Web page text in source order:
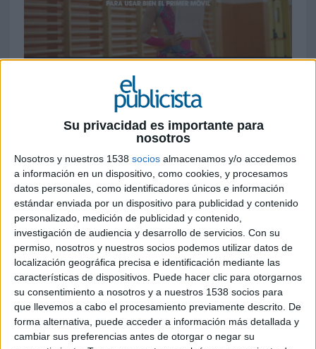
Su privacidad es importante para
nosotros
Nosotros y nuestros 1538 socios almacenamos y/o accedemos
a información en un dispositivo, como cookies, y procesamos
datos personales, como identificadores únicos e información
estándar enviada por un dispositivo para publicidad y contenido
personalizado, medición de publicidad y contenido,
investigación de audiencia y desarrollo de servicios. Con su
permiso, nosotros y nuestros socios podemos utilizar datos de
localización geográfica precisa e identificación mediante las
características de dispositivos. Puede hacer clic para otorgarnos
su consentimiento a nosotros y a nuestros 1538 socios para
que llevemos a cabo el procesamiento previamente descrito. De
forma alternativa, puede acceder a información más detallada y
cambiar sus preferencias antes de otorgar o negar su
14 DE DICIEMBRE DE 2016
Ficha técnica ‘El primer contrato’
Marca: Euskaltel
Producto: Elprimercontrato
Contacto del Cliente: Koldo Unanue, Andrea
Naveran, Eloien Uriarte
Agencia: Dimensión
Director general creativo: Guille Viglione
Directores creativos ejecutivos: Santi
Hernández, Isusko Artabe
Director de arte: Ziortza Arnaiz; Gonzalo Narro
Redactor: Txema Pinedo
Desarrollador online: Naikari Medina; Eneko
Barrero